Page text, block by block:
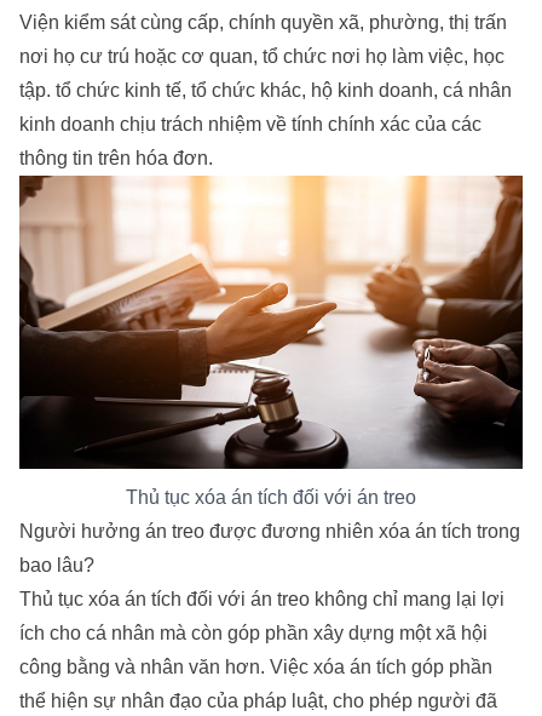
Viện kiểm sát cùng cấp, chính quyền xã, phường, thị trấn
nơi họ cư trú hoặc cơ quan, tổ chức nơi họ làm việc, học
tập. tổ chức kinh tế, tổ chức khác, hộ kinh doanh, cá nhân
kinh doanh chịu trách nhiệm về tính chính xác của các
thông tin trên hóa đơn.
Thủ tục xóa án tích đối với án treo
Người hưởng án treo được đương nhiên xóa án tích trong
bao lâu?
Thủ tục xóa án tích đối với án treo không chỉ mang lại lợi
ích cho cá nhân mà còn góp phần xây dựng một xã hội
công bằng và nhân văn hơn. Việc xóa án tích góp phần
thể hiện sự nhân đạo của pháp luật, cho phép người đã